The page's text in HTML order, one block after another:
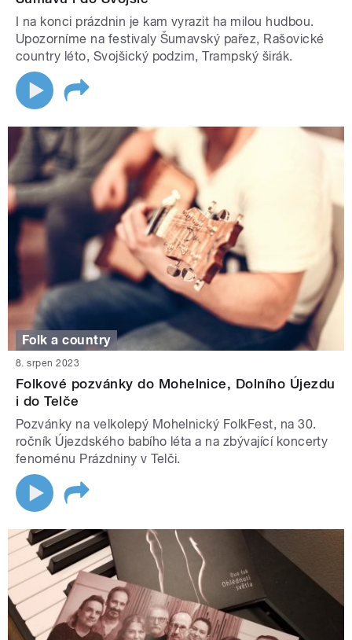
I na konci prázdnin je kam vyrazit ha milou hudbou.
Upozorníme na festivaly Šumavský pařez, Rašovické
country léto, Svojšický podzim, Trampský širák.
Folk a country
8. srpen 2023
Folkové pozvánky do Mohelnice, Dolního Újezdu
i do Telče
Pozvánky na velkolepý Mohelnický FolkFest, na 30.
ročník Újezdského babího léta a na zbývající koncerty
fenoménu Prázdniny v Telči.